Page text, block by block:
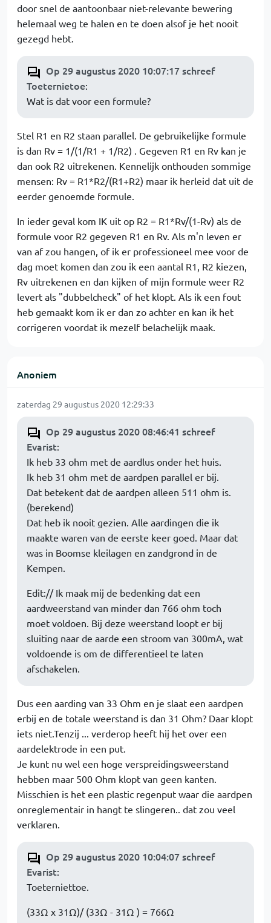
door snel de aantoonbaar niet-relevante bewering
helemaal weg te halen en te doen alsof je het nooit
gezegd hebt.
Op 29 augustus 2020 10:07:17 schreef
Toeternietoe:
Wat is dat voor een formule?
Stel R1 en R2 staan parallel. De gebruikelijke formule
is dan Rv = 1/(1/R1 + 1/R2) . Gegeven R1 en Rv kan je
dan ook R2 uitrekenen. Kennelijk onthouden sommige
mensen: Rv = R1*R2/(R1+R2) maar ik herleid dat uit de
eerder genoemde formule.
In ieder geval kom IK uit op R2 = R1*Rv/(1-Rv) als de
formule voor R2 gegeven R1 en Rv. Als m'n leven er
van af zou hangen, of ik er professioneel mee voor de
dag moet komen dan zou ik een aantal R1, R2 kiezen,
Rv uitrekenen en dan kijken of mijn formule weer R2
levert als "dubbelcheck" of het klopt. Als ik een fout
heb gemaakt kom ik er dan zo achter en kan ik het
corrigeren voordat ik mezelf belachelijk maak.
Anoniem
zaterdag 29 augustus 2020 12:29:33
Op 29 augustus 2020 08:46:41 schreef
Evarist:
Ik heb 33 ohm met de aardlus onder het huis.
Ik heb 31 ohm met de aardpen parallel er bij.
Dat betekent dat de aardpen alleen 511 ohm is.
(berekend)
Dat heb ik nooit gezien. Alle aardingen die ik
maakte waren van de eerste keer goed. Maar dat
was in Boomse kleilagen en zandgrond in de
Kempen.
Edit:// Ik maak mij de bedenking dat een
aardweerstand van minder dan 766 ohm toch
moet voldoen. Bij deze weerstand loopt er bij
sluiting naar de aarde een stroom van 300mA, wat
voldoende is om de differentieel te laten
afschakelen.
Dus een aarding van 33 Ohm en je slaat een aardpen
erbij en de totale weerstand is dan 31 Ohm? Daar klopt
iets niet.Tenzij ... verderop heeft hij het over een
aardelektrode in een put.
Je kunt nu wel een hoge verspreidingsweerstand
hebben maar 500 Ohm klopt van geen kanten.
Misschien is het een plastic regenput waar die aardpen
onreglementair in hangt te slingeren.. dat zou veel
verklaren.
Op 29 augustus 2020 10:04:07 schreef
Evarist:
Toeterniettoe.
(33Ω x 31Ω)/ (33Ω - 31Ω ) = 766Ω